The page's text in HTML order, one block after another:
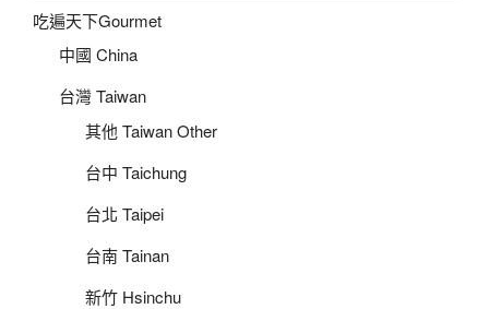
吃遍天下Gourmet
中國 China
台灣 Taiwan
其他 Taiwan Other
台中 Taichung
台北 Taipei
台南 Tainan
新竹 Hsinchu